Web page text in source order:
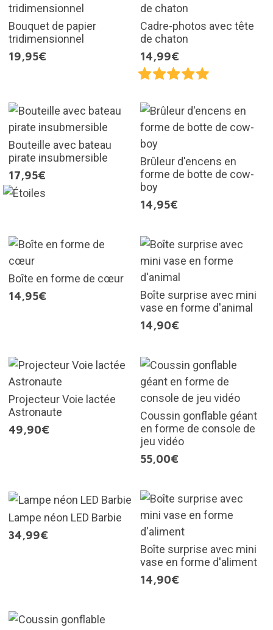
Bouquet de papier
tridimensionnel
19,95€
Cadre-photos avec tête
de chaton
14,99€
Bouteille avec bateau
pirate insubmersible
17,95€
Brûleur d'encens en
forme de botte de cow-
boy
14,95€
Boîte en forme de cœur
14,95€
Boîte surprise avec mini
vase en forme d'animal
14,90€
Projecteur Voie lactée
Astronaute
49,90€
Coussin gonflable géant
en forme de console de
jeu vidéo
55,00€
Lampe néon LED Barbie
34,99€
Boîte surprise avec mini
vase en forme d'aliment
14,90€